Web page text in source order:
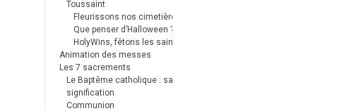
Toussaint
Fleurissons nos cimetières
Que penser d’Halloween ?
HolyWins, fêtons les saints !
Animation des messes
Les 7 sacrements
Le Baptême catholique : sa
signification
Communion